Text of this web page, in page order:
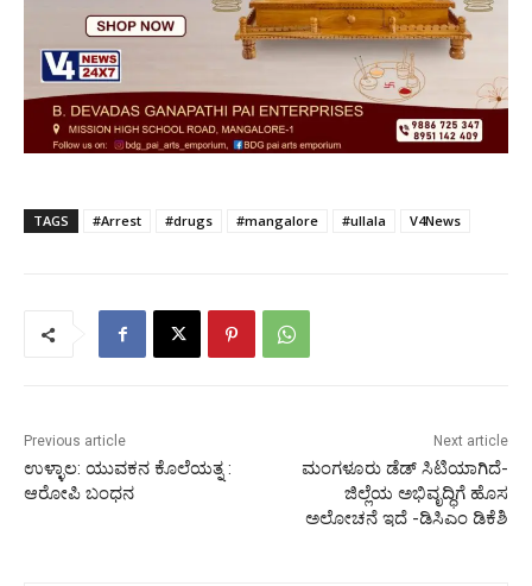
TAGS #Arrest #drugs #mangalore #ullala V4News
Previous article
ಉಳ್ಳಾಲ: ಯುವಕನ ಕೊಲೆಯತ್ನ :
ಆರೋಪಿ ಬಂಧನ
Next article
ಮಂಗಳೂರು ಡೆಡ್ ಸಿಟಿಯಾಗಿದೆ-
ಜಿಲ್ಲೆಯ ಅಭಿವೃದ್ಧಿಗೆ ಹೊಸ
ಅಲೋಚನೆ ಇದೆ -ಡಿಸಿಎಂ ಡಿಕೆಶಿ